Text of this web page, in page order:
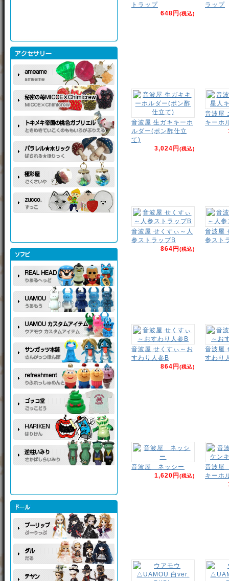
トラップ
648円(税込)
ラップ
音波屋 生ガキキーホ
ルダー(ポン酢仕立
て)
3,024円(税込)
音波屋
キーホ
音波屋 せくすぃ～人
参ストラップB
864円(税込)
音波屋
参スト
音波屋 せくすぃ～お
すわり人参B
864円(税込)
音波屋
すわり
音波屋 ネッシー
1,620円(税込)
音波
キーホ